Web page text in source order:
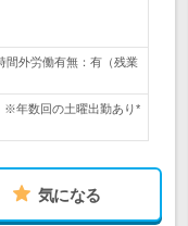
間外労働有無：有（残業
※年数回の土曜出勤あり*
気になる